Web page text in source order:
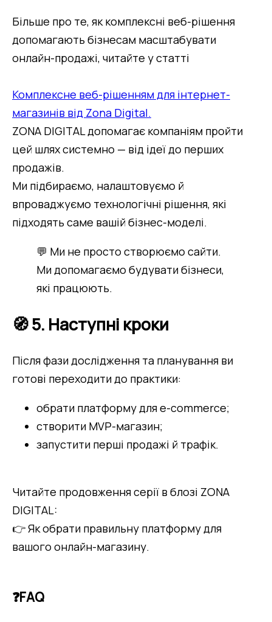
Більше про те, як комплексні веб-рішення
допомагають бізнесам масштабувати
онлайн-продажі, читайте у статті
Комплексне веб-рішенням для інтернет-
магазинів від Zona Digital.
ZONA DIGITAL допомагає компаніям пройти
цей шлях системно — від ідеї до перших
продажів.
Ми підбираємо, налаштовуємо й
впроваджуємо технологічні рішення, які
підходять саме вашій бізнес-моделі.
💬 Ми не просто створюємо сайти.
Ми допомагаємо будувати бізнеси,
які працюють.
🧭 5. Наступні кроки
Після фази дослідження та планування ви
готові переходити до практики:
обрати платформу для e-commerce;
створити MVP-магазин;
запустити перші продажі й трафік.
Читайте продовження серії в блозі ZONA
DIGITAL:
👉 Як обрати правильну платформу для
вашого онлайн-магазину.
❓FAQ